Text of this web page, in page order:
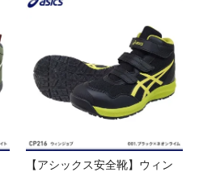
【アシックス安全靴】ウィン